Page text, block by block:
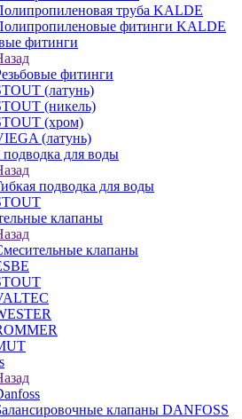
труба KALDE
фитинги KALDE
фитинги
фитинги
(латунь)
(никель)
(хром)
(латунь)
подводка для воды
подводка для воды
клапаны
клапаны
клапаны DANFOSS